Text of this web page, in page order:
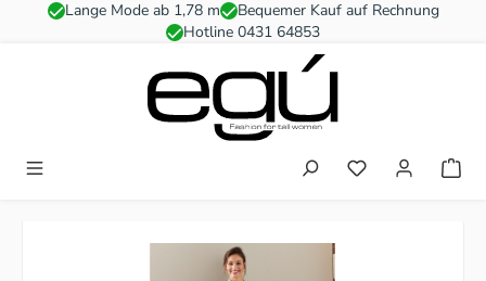
Zum Hauptinhalt springen
Lange Mode ab 1,78 m
Bequemer Kauf auf Rechnung
Hotline 0431 64853
Du hast 0